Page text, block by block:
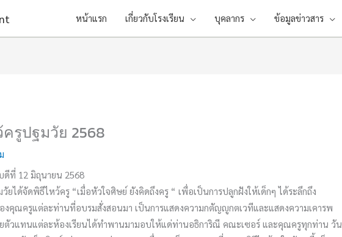
หน้าแรก เกี่ยวกับโรงเรียน บุคลากร ข้อมูลข่าวสาร
รูปฐมวัย 2568
ที่ 12 มิถุนายน 2568
ยได้จัดพิธีไหว้ครู “เมื่อหัวใจศิษย์ ยังคิดถึงครู “ เพื่อเป็นการปลูกฝังให้เด็กๆ ได้ระลึกถึง
คุณครูแต่ละท่านที่อบรมสั่งสอนมา เป็นการแสดงความกตัญญูกตเวทีและแสดงความเคารพ
ตัวแทนแต่ละห้องเรียนได้ทำพานมามอบให้แด่ท่านอธิการิณี คณะเซอร์ และคุณครูทุกท่าน วัน